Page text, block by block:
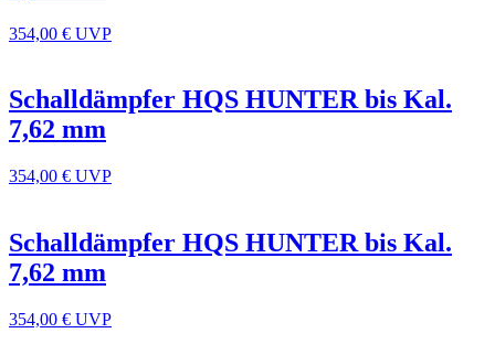
354,00 € UVP
Schalldämpfer HQS HUNTER bis Kal.
7,62 mm
354,00 € UVP
Schalldämpfer HQS HUNTER bis Kal.
7,62 mm
354,00 € UVP